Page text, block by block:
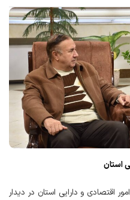
استان
اقتصادی و دارایی استان در دیدار